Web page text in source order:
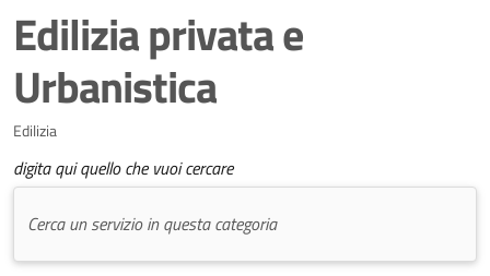
Edilizia privata e
Urbanistica
Edilizia
digita qui quello che vuoi cercare